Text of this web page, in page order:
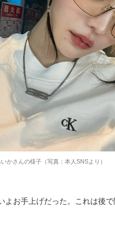
かさんの様子（写真：本人SNSより）
お手上げだった。これは後